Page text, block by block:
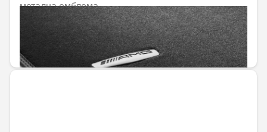
метална емблема
Не е налично онлайн
433,61 € / 848,06 лв.